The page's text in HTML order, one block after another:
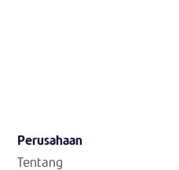
Perusahaan
Tentang